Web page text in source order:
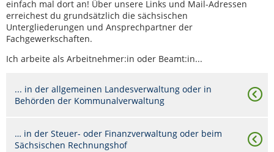
einfach mal dort an! Über unsere Links und Mail-Adressen
erreichest du grundsätzlich die sächsischen
Untergliederungen und Ansprechpartner der
Fachgewerkschaften.
Ich arbeite als Arbeitnehmer:in oder Beamt:in...
... in der allgemeinen Landesverwaltung oder in
Behörden der Kommunalverwaltung
… in der Steuer- oder Finanzverwaltung oder beim
Sächsischen Rechnungshof